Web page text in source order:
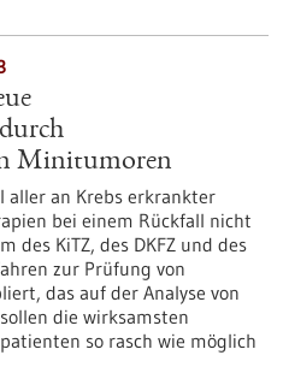
Minitumoren
an Krebs erkrankter
bei einem Rückfall nicht
des KiTZ, des DKFZ und des
zur Prüfung von
das auf der Analyse von
die wirksamsten
so rasch wie möglich